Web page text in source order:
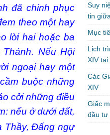
đã chinh phục
theo một hay
lời hai hoặc ba
Nếu Hội
ngoại hay một
buộc những
cởi những điều
nếu ở dưới đất,
Thầy, Đấng ngự
Suy
tin
Mục
Lịch
XIV tại
Các
XIV
Giấc
đầu tư